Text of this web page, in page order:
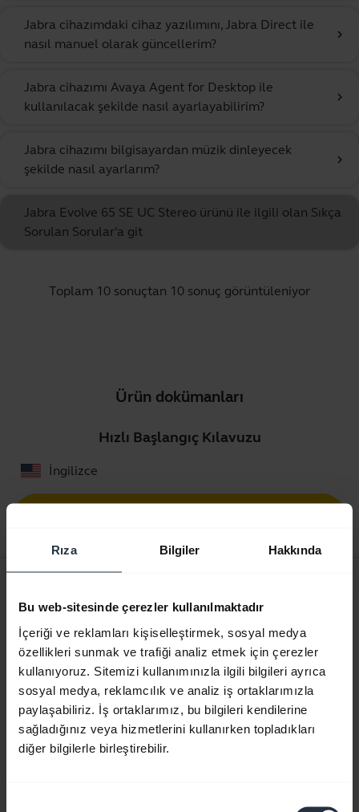
Rıza Bilgiler Hakkında
Bu web-sitesinde çerezler kullanılmaktadır
İçeriği ve reklamları kişiselleştirmek, sosyal medya
özellikleri sunmak ve trafiği analiz etmek için çerezler
kullanıyoruz. Sitemizi kullanımınızla ilgili bilgileri ayrıca
sosyal medya, reklamcılık ve analiz iş ortaklarımızla
paylaşabiliriz. İş ortaklarımız, bu bilgileri kendilerine
sağladığınız veya hizmetlerini kullanırken topladıkları
diğer bilgilerle birleştirebilir.
Jabra cihazımdaki cihaz yazılımını, Jabra Direct ile
nasıl manuel olarak güncellerim?
chevron_right
Jabra cihazımı Avaya Agent for Desktop ile
kullanılacak şekilde nasıl ayarlayabilirim?
chevron_right
Jabra cihazımı bilgisayardan müzik dinleyecek
şekilde nasıl ayarlarım?
chevron_right
Jabra Evolve 65 SE UC Stereo ürünü ile ilgili olan Sıkça
Sorulan Sorular’a git
Toplam 10 sonuçtan 10 sonuç görüntüleniyor
Ürün dokümanları
Hızlı Başlangıç Kılavuzu
İngilizce
Karşıdan yükle
Türkçe
Karşıdan yükle
2.11 MB - pdf
Ürün ile ilgili tüm belgelere gidin